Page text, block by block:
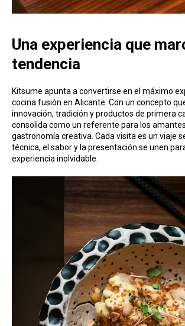
Una experiencia que
tendencia
Kitsume apunta a convertirse en el máximo
cocina fusión en Alicante. Con un concepto
innovación, tradición y productos de primera
consolida como un referente para los
gastronomía creativa. Cada visita es un viaje
técnica, el sabor y la presentación se unen
experiencia inolvidable.